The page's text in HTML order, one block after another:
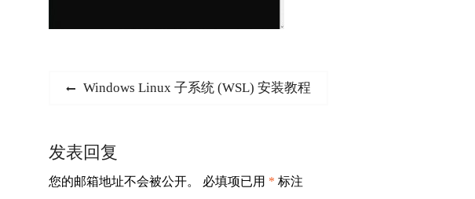
文
导
航
Previous
Windows Linux 子系统 (WSL) 安装教程
发表回复
您的邮箱地址不会被公开。 必填项已用 * 标注